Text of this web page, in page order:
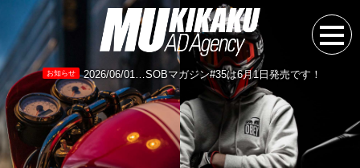
お知らせ 2026/06/01…SOBマガジン#35は6月1日発売です！